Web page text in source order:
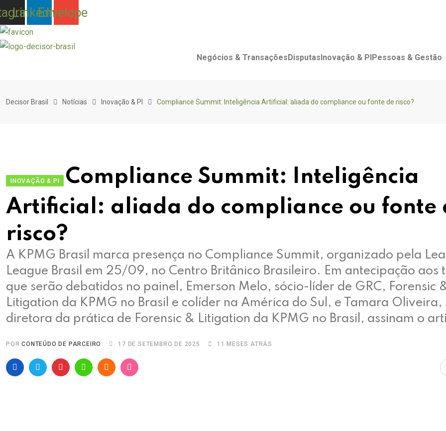
LinkedinEnvelope
Negócios & TransaçõesDisputasInovação & PIPessoas & Gestão
toDecisor Brasil Notícias Inovação & PI Compliance Summit: Inteligência Artificial: aliada do compliance ou fonte de risco?
INOVAÇÃO & PI
Compliance Summit: Inteligência
Artificial: aliada do compliance ou fonte
risco?
A KPMG Brasil marca presença no Compliance Summit, organizado pela
League Brasil em 25/09, no Centro Britânico Brasileiro. Em antecipação aos
que serão debatidos no painel, Emerson Melo, sócio-líder de GRC, Forensic
Litigation da KPMG no Brasil e colíder na América do Sul, e Tamara Oliveira,
diretora da prática de Forensic & Litigation da KPMG no Brasil, assinam o
PORCONTEÚDO DE PARCEIRO 17 DE SETEMBRO DE 2025 11 MESES ATRÁS
PinterestWhatsappCloud StumbleUpon